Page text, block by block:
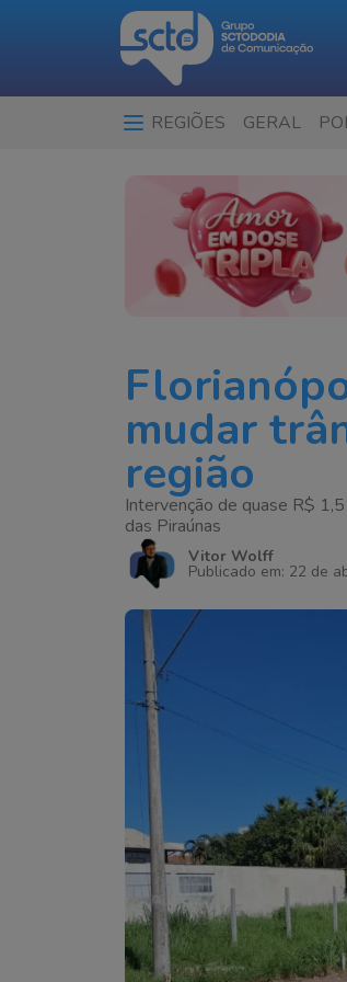
REGIÕES GERAL
mudar
região
Intervenção de quase R$
das Piraúnas
Vitor Wolff
Publicado em: 22 de